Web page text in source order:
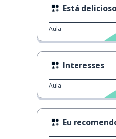
Está
Aula
Interesses
Aula
Eu